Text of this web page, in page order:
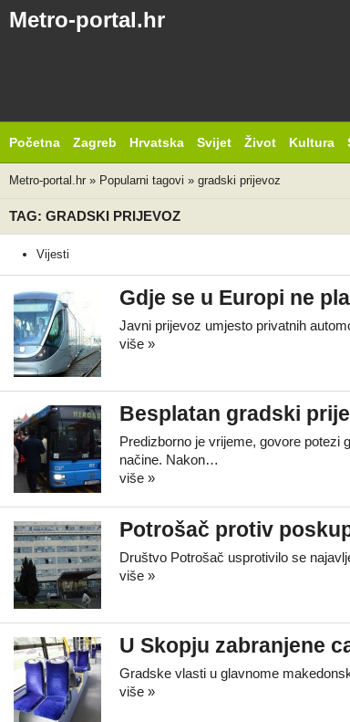
Metro-portal.hr
Početna Zagreb Hrvatska Svijet Život Kultura
Metro-portal.hr » Popularni tagovi » gradski prijevoz
TAG: GRADSKI PRIJEVOZ
Vijesti
Gdje se u Europi ne
Javni prijevoz umjesto privatnih
više »
Besplatan gradski
Predizborno je vrijeme, govore potezi
načine. Nakon…
više »
Potrošač protiv
Društvo Potrošač usprotivilo se
više »
U Skopju zabranjene
Gradske vlasti u glavnome
više »